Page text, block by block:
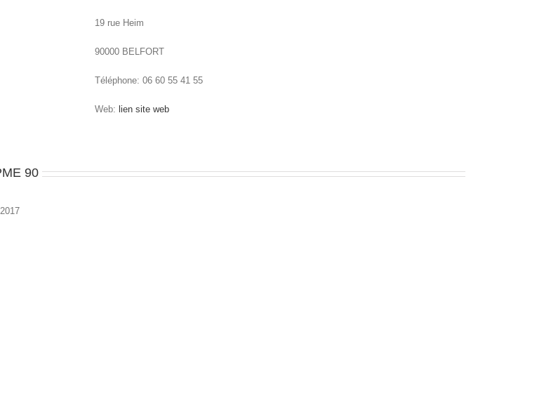
19 rue Heim
90000 BELFORT
Téléphone: 06 60 55 41 55
Web: lien site web
90